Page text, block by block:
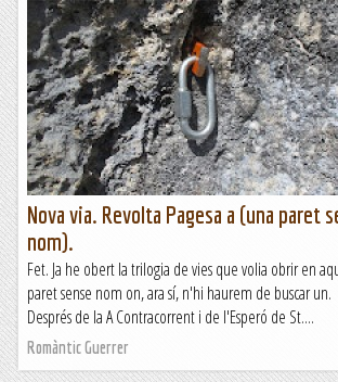
Nova via. Revolta Pagesa a (una paret
nom).
Fet. Ja he obert la trilogia de vies que volia obrir en
paret sense nom on, ara sí, n'hi haurem de buscar un.
Després de la A Contracorrent i de l'Esperó de St....
Romàntic Guerrer